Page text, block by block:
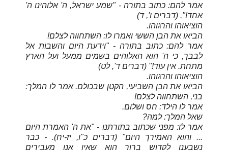
אמר להם: כתוב בתורה - "שמע ישראל, ה' אלוהינו ה'
אחד!". (דברים ו', ד)
הוציאוהו והרגוהו.
הביאו את הבן הששי ואמרו לו: השתחווה לצלם!
אמר להם: כתוב בתורה - "וידעת היום והשבות אל
לבבך, כי ה' הוא האלוהים בשמים ממעל ועל הארץ
מתחת. אין עוד!" (דברים ד', לט)
הוציאוהו והרגוהו.
הביאו את הבן השביעי, הקטן שבכולם. אמר לו המלך:
בני, השתחווה לצלם!
אמר לו הילד: חס ושלום.
שאל המלך: למה?
אמר לו: מפני שכתוב בתורתנו - "את ה' האמרת היום
... והוא האמירך היום" (דברים כ"ו, יז-יח). - כבר
נשבענו לקדוש ברוך הוא שאין אנו מעבירים